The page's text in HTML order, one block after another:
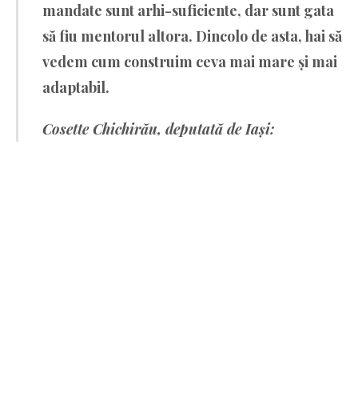
mandate sunt arhi-suficiente, dar sunt gata
să fiu mentorul altora. Dincolo de asta, hai să
vedem cum construim ceva mai mare și mai
adaptabil.
Cosette Chichirău, deputată de Iași: